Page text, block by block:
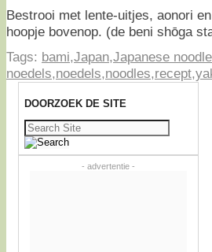
Bestrooi met lente-uitjes, aonori
hoopje bovenop. (de beni shōga
Tags: bami,Japan,Japanese
noedels,noedels,noodles,recept,
DOORZOEK DE SITE
Zoeken
naar:
- advertentie -